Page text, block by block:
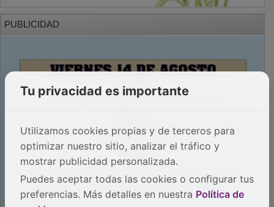
Tu privacidad es importante
Utilizamos cookies propias y de terceros para
optimizar nuestro sitio, analizar el tráfico y
mostrar publicidad personalizada.
Puedes aceptar todas las cookies o configurar tus
preferencias. Más detalles en nuestra Política de